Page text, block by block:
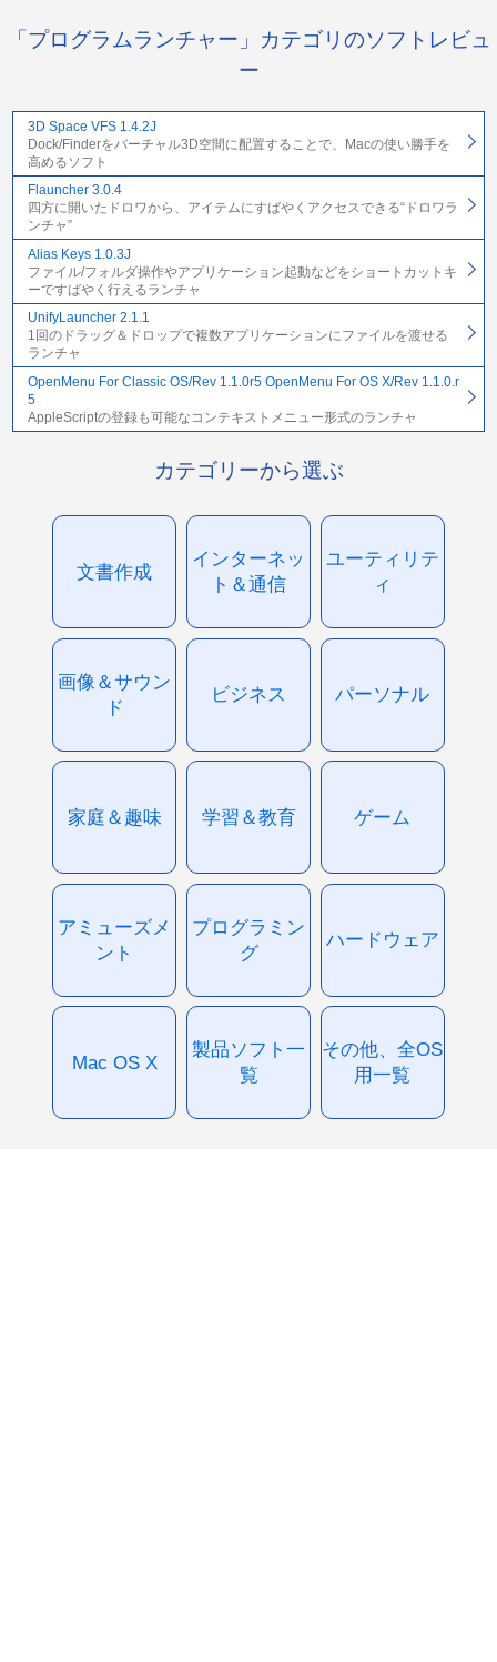
「プログラムランチャー」カテゴリのソフトレビュ
ー
3D Space VFS 1.4.2J
Dock/Finderをバーチャル3D空間に配置することで、Macの使い勝手を
高めるソフト
Flauncher 3.0.4
四方に開いたドロワから、アイテムにすばやくアクセスできる“ドロワラ
ンチャ”
Alias Keys 1.0.3J
ファイル/フォルダ操作やアプリケーション起動などをショートカットキ
ーですばやく行えるランチャ
UnifyLauncher 2.1.1
1回のドラッグ＆ドロップで複数アプリケーションにファイルを渡せる
ランチャ
OpenMenu For Classic OS/Rev 1.1.0r5 OpenMenu For OS X/Rev 1.1.0.r
5
AppleScriptの登録も可能なコンテキストメニュー形式のランチャ
カテゴリーから選ぶ
文書作成
インターネッ
ト＆通信
ユーティリテ
ィ
画像＆サウン
ド
ビジネス パーソナル
家庭＆趣味 学習＆教育 ゲーム
アミューズメ
ント
プログラミン
グ
ハードウェア
Mac OS X
製品ソフト一
覧
その他、全OS
用一覧